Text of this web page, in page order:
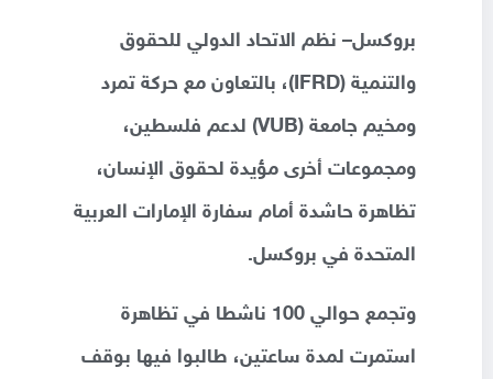
بروكسل– نظم الاتحاد الدولي للحقوق
والتنمية (IFRD)، بالتعاون مع حركة تمرد
ومخيم جامعة (VUB) لدعم فلسطين،
ومجموعات أخرى مؤيدة لحقوق الإنسان،
تظاهرة حاشدة أمام سفارة الإمارات العربية
المتحدة في بروكسل.
وتجمع حوالي 100 ناشطا في تظاهرة
استمرت لمدة ساعتين، طالبوا فيها بوقف